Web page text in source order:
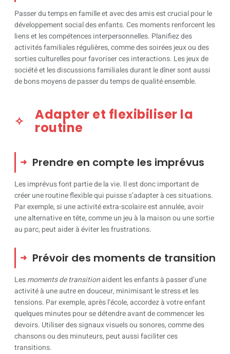
Passer du temps en famille et avec des amis est crucial pour le
développement social des enfants. Ces moments renforcent les
liens et les compétences interpersonnelles. Planifiez des
activités familiales régulières, comme des soirées jeux ou des
sorties culturelles pour favoriser ces interactions. Les jeux de
société et les discussions familiales durant le dîner sont aussi
de bons moyens de passer du temps de qualité ensemble.
Adapter et flexibiliser la
routine
Prendre en compte les imprévus
Les imprévus font partie de la vie. Il est donc important de
créer une routine flexible qui puisse s’adapter à ces situations.
Par exemple, si une activité extra-scolaire est annulée, avoir
une alternative en tête, comme un jeu à la maison ou une sortie
au parc, peut aider à éviter les frustrations.
Prévoir des moments de transition
Lesmoments de transitionaident les enfants à passer d’une
activité à une autre en douceur, minimisant le stress et les
tensions. Par exemple, après l’école, accordez à votre enfant
quelques minutes pour se détendre avant de commencer les
devoirs. Utiliser des signaux visuels ou sonores, comme des
chansons ou des minuteurs, peut aussi faciliter ces
transitions.